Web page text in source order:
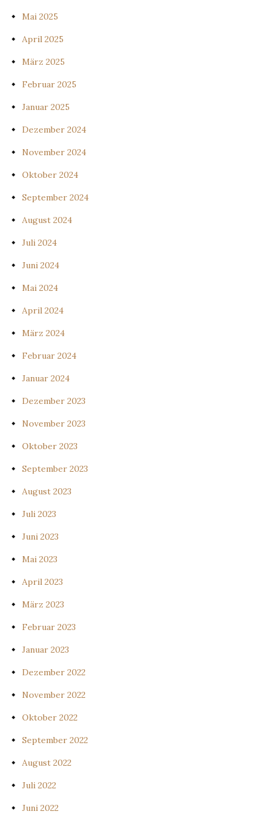
Mai 2025
April 2025
März 2025
Februar 2025
Januar 2025
Dezember 2024
November 2024
Oktober 2024
September 2024
August 2024
Juli 2024
Juni 2024
Mai 2024
April 2024
März 2024
Februar 2024
Januar 2024
Dezember 2023
November 2023
Oktober 2023
September 2023
August 2023
Juli 2023
Juni 2023
Mai 2023
April 2023
März 2023
Februar 2023
Januar 2023
Dezember 2022
November 2022
Oktober 2022
September 2022
August 2022
Juli 2022
Juni 2022